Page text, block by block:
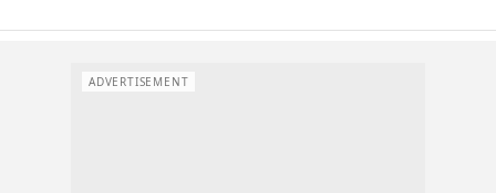
ADVERTISEMENT